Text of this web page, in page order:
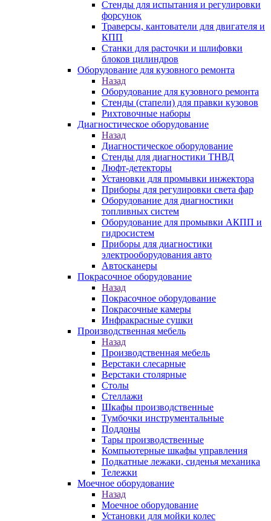
Стенды для испытания и регулировки
форсунок
Траверсы, кантователи для двигателя и
КПП
Станки для расточки и шлифовки
блоков цилиндров
Оборудование для кузовного ремонта
Назад
Оборудование для кузовного ремонта
Стенды (стапели) для правки кузовов
Рихтовочные наборы
Диагностическое оборудование
Назад
Диагностическое оборудование
Стенды для диагностики ТНВД
Люфт-детекторы
Установки для промывки инжектора
Приборы для регулировки света фар
Оборудование для диагностики
топливных систем
Оборудование для промывки АКПП и
гидросистем
Приборы для диагностики
электрооборудования авто
Автосканеры
Покрасочное оборудование
Назад
Покрасочное оборудование
Покрасочные камеры
Инфракрасные сушки
Производственная мебель
Назад
Производственная мебель
Верстаки слесарные
Верстаки столярные
Столы
Стеллажи
Шкафы производственные
Тумбочки инструментальные
Поддоны
Тары производственные
Компьютерные шкафы управления
Подкатные лежаки, сиденья механика
Тележки
Моечное оборудование
Назад
Моечное оборудование
Установки для мойки колес